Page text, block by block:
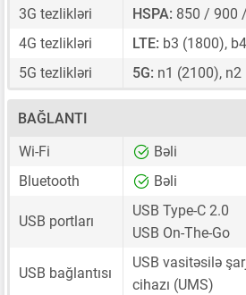
3G tezlikləri
HSPA: 850 / 900
4G tezlikləri
LTE: b3 (1800),
5G tezlikləri
5G: n1 (2100),
BAĞLANTI
Wi-Fi
Bəli
Bluetooth
Bəli
USB portları
USB Type-C 2.0
USB On-The-Go
USB bağlantısı
USB vasitəsilə
cihazı (UMS)